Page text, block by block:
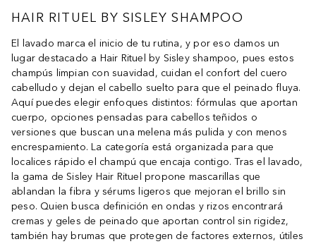
HAIR RITUEL BY SISLEY SHAMPOO
El lavado marca el inicio de tu rutina, y por eso damos un
lugar destacado a Hair Rituel by Sisley shampoo, pues estos
champús limpian con suavidad, cuidan el confort del cuero
cabelludo y dejan el cabello suelto para que el peinado fluya.
Aquí puedes elegir enfoques distintos: fórmulas que aportan
cuerpo, opciones pensadas para cabellos teñidos o
versiones que buscan una melena más pulida y con menos
encrespamiento. La categoría está organizada para que
localices rápido el champú que encaja contigo. Tras el lavado,
la gama de Sisley Hair Rituel propone mascarillas que
ablandan la fibra y sérums ligeros que mejoran el brillo sin
peso. Quien busca definición en ondas y rizos encontrará
cremas y geles de peinado que aportan control sin rigidez,
también hay brumas que protegen de factores externos, útiles